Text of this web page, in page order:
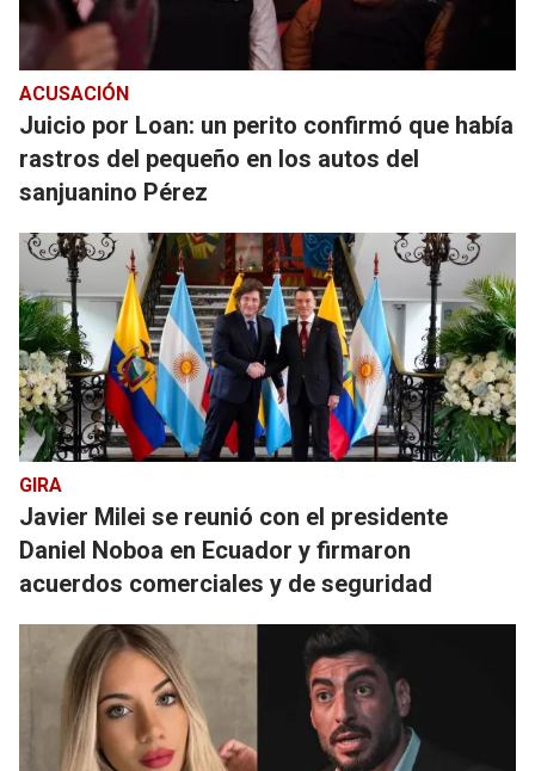
ACUSACIÓN
Juicio por Loan: un perito confirmó que había
rastros del pequeño en los autos del
sanjuanino Pérez
GIRA
Javier Milei se reunió con el presidente
Daniel Noboa en Ecuador y firmaron
acuerdos comerciales y de seguridad